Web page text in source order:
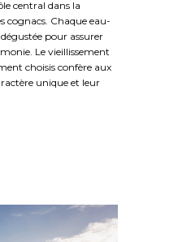
central dans la
cognacs. Chaque eau-
pour assurer
Le vieillissement
choisis confère aux
unique et leur